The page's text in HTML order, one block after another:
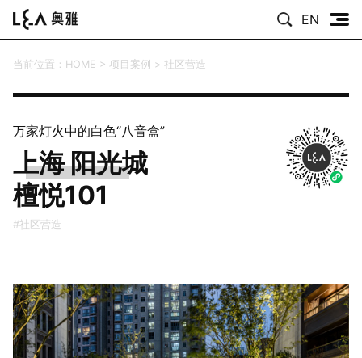
EN
当前位置： HOME > 项目案例 > 社区营造
万家灯火中的白色“八音盒”
上海 阳光城
檀悦101
#社区营造